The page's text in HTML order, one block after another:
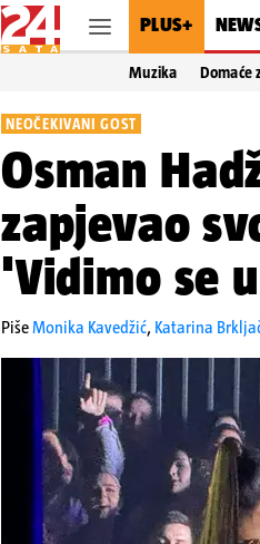
PLUS+
Muzika Domaće
NEOČEKIVANI GOST
Osman
zapjevao
'Vidimo se
PišeMonika Kavedžić, Katarina